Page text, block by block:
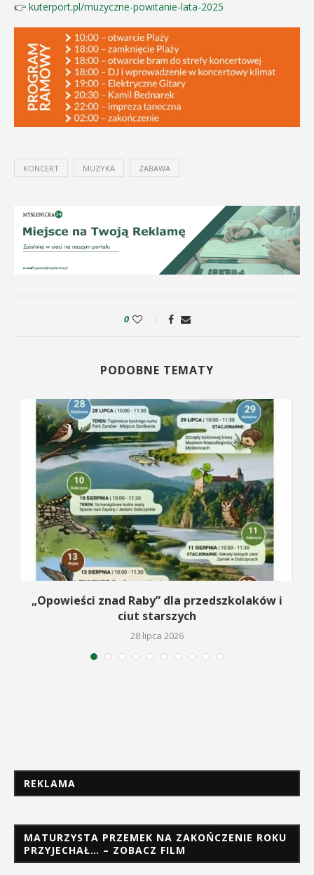
👉 kuterport.pl/muzyczne-powitanie-lata-2025
KONCERT MUZYKA ZABAWA
0
PODOBNE TEMATY
„Opowieści znad Raby” dla przedszkolaków i
ciut starszych
28 lipca 2026
REKLAMA
MATURZYSTA PRZEMEK NA ZAKOŃCZENIE ROKU
PRZYJECHAŁ… – ZOBACZ FILM